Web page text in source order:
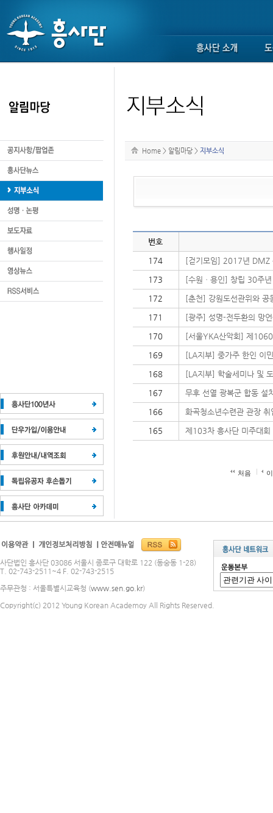
Home > 알림마당 > 지부소식
번호
174 [걷기모임] 2017년 DMZ
173 [수원ㆍ용인] 창립 30주년
172 [춘천] 강원도선관위와 공
171 [광주] 성명-전두환의 망
170 [서울YKA산악회] 제
169 [LA지부] 중가주 한인 이
168 [LA지부] 학술세미나 및
167 무후 선열 광복군 합동 설
166 화곡청소년수련관 관장 취
165 제103차 흥사단 미주대회
처음
사단법인 흥사단 03086 서울시 종로구 대학로 122 (동숭동 1-28)
T. 02-743-2511~4 F. 02-743-2515
주무관청 : 서울특별시교육청 (www.sen.go.kr)
Copyright(c) 2012 Young Korean Academoy All Rights Reserved.